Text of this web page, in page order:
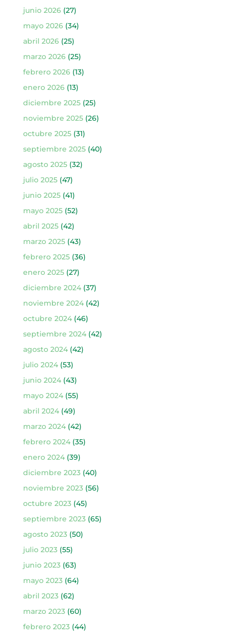
junio 2026(27)
mayo 2026(34)
abril 2026(25)
marzo 2026(25)
febrero 2026(13)
enero 2026(13)
diciembre 2025(25)
noviembre 2025(26)
octubre 2025(31)
septiembre 2025(40)
agosto 2025(32)
julio 2025(47)
junio 2025(41)
mayo 2025(52)
abril 2025(42)
marzo 2025(43)
febrero 2025(36)
enero 2025(27)
diciembre 2024(37)
noviembre 2024(42)
octubre 2024(46)
septiembre 2024(42)
agosto 2024(42)
julio 2024(53)
junio 2024(43)
mayo 2024(55)
abril 2024(49)
marzo 2024(42)
febrero 2024(35)
enero 2024(39)
diciembre 2023(40)
noviembre 2023(56)
octubre 2023(45)
septiembre 2023(65)
agosto 2023(50)
julio 2023(55)
junio 2023(63)
mayo 2023(64)
abril 2023(62)
marzo 2023(60)
febrero 2023(44)